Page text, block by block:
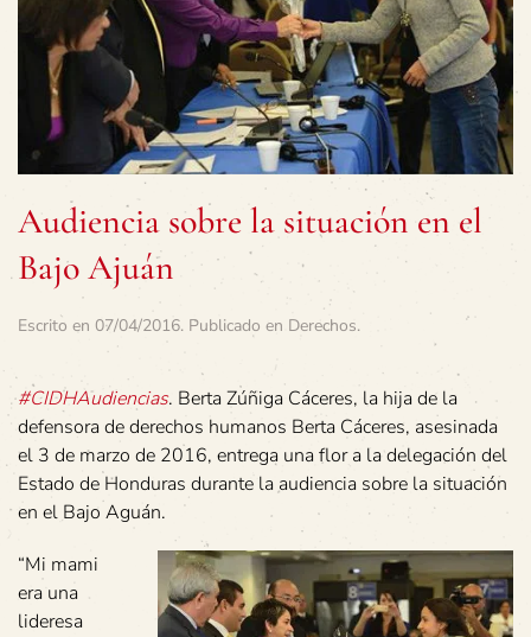
Audiencia sobre la situación en el
Bajo Ajuán
Escrito en 07/04/2016. Publicado en Derechos.
#CIDHAudiencias. Berta Zúñiga Cáceres, la hija de la
defensora de derechos humanos Berta Cáceres, asesinada
el 3 de marzo de 2016, entrega una flor a la delegación del
Estado de Honduras durante la audiencia sobre la situación
en el Bajo Aguán.
“Mi mami
era una
lideresa